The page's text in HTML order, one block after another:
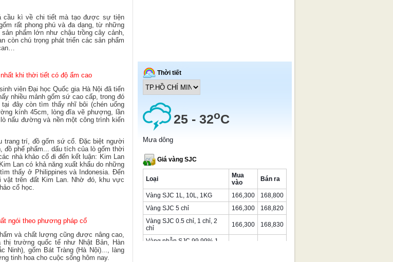
cầu kì về chi tiết mà tạo được sự tiện
rất phong phú và đa dạng, từ những
phẩm lớn như chậu trồng cây cảnh,
còn chú trọng phát triển các sản phẩm
khi thời tiết có độ ẩm cao
viên Đại học Quốc gia Hà Nội đã tiến
nhiều mảnh gốm sứ cao cấp, trong đó
đây còn tìm thấy nhĩ bôi (chén uống
kính 45cm, lòng đĩa vẽ phượng, lần
nấu đường và nền một công trình kiến
trang trí, đồ gốm sứ cổ. Đặc biệt người
đồ phế phẩm... dấu tích của lò gốm thời
nhà khảo cổ đi đến kết luận: Kim Lan
Lan có khả năng xuất khẩu do những
thấy ở Philippines và Indonesia. Đến
trên đất Kim Lan. Nhờ đó, khu vực
cổ học.
ngói theo phương pháp cổ
và chất lượng cũng được nâng cao,
trường quốc tế như Nhật Bản, Hàn
Ninh), gốm Bát Tràng (Hà Nội)..., làng
tinh hoa cho cuộc sống hôm nay.